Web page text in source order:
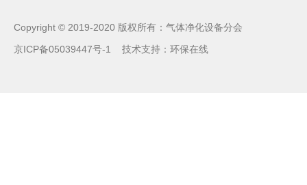
Copyright © 2019-2020 版权所有：气体净化设备分会
京ICP备05039447号-1
技术支持： 环保在线